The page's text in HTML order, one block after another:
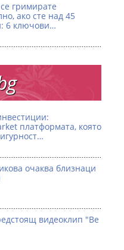
гримирате
ако сте над 45
6 ключови…
платформата, която
очаква близнаци
видеоклип "Be